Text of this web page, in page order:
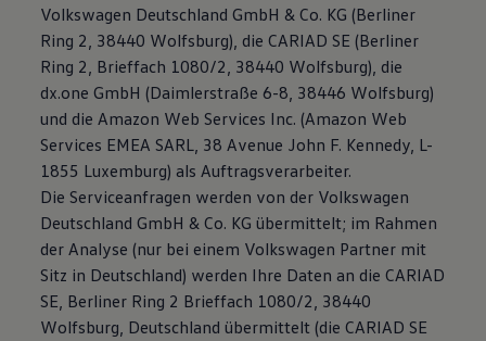
Volkswagen Deutschland GmbH & Co. KG (Berliner
Ring 2, 38440 Wolfsburg), die CARIAD SE (Berliner
Ring 2, Brieffach 1080/2, 38440 Wolfsburg), die
dx.one GmbH (Daimlerstraße 6-8, 38446 Wolfsburg)
und die Amazon Web Services Inc. (Amazon Web
Services EMEA SARL, 38 Avenue John F. Kennedy, L-
1855 Luxemburg) als Auftragsverarbeiter.
Die Serviceanfragen werden von der Volkswagen
Deutschland GmbH & Co. KG übermittelt; im Rahmen
der Analyse (nur bei einem Volkswagen Partner mit
Sitz in Deutschland) werden Ihre Daten an die CARIAD
SE, Berliner Ring 2 Brieffach 1080/2, 38440
Wolfsburg, Deutschland übermittelt (die CARIAD SE